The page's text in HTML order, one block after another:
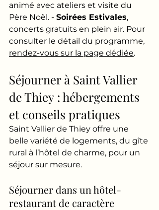
animé avec ateliers et visite du
Père Noël. - Soirées Estivales,
concerts gratuits en plein air. Pour
consulter le détail du programme,
rendez-vous sur la page dédiée.
Séjourner à Saint Vallier
de Thiey : hébergements
et conseils pratiques
Saint Vallier de Thiey offre une
belle variété de logements, du gîte
rural à l’hôtel de charme, pour un
séjour sur mesure.
Séjourner dans un hôtel-
restaurant de caractère